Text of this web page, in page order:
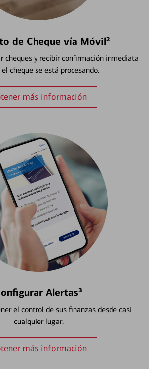
de Cheque vía Móvil²
cheques y recibir confirmación inmediata
el cheque se está procesando.
más información
Alertas³
el control de sus finanzas desde casi
cualquier lugar.
más información